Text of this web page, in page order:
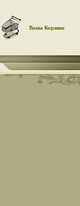
Ваша Корзина